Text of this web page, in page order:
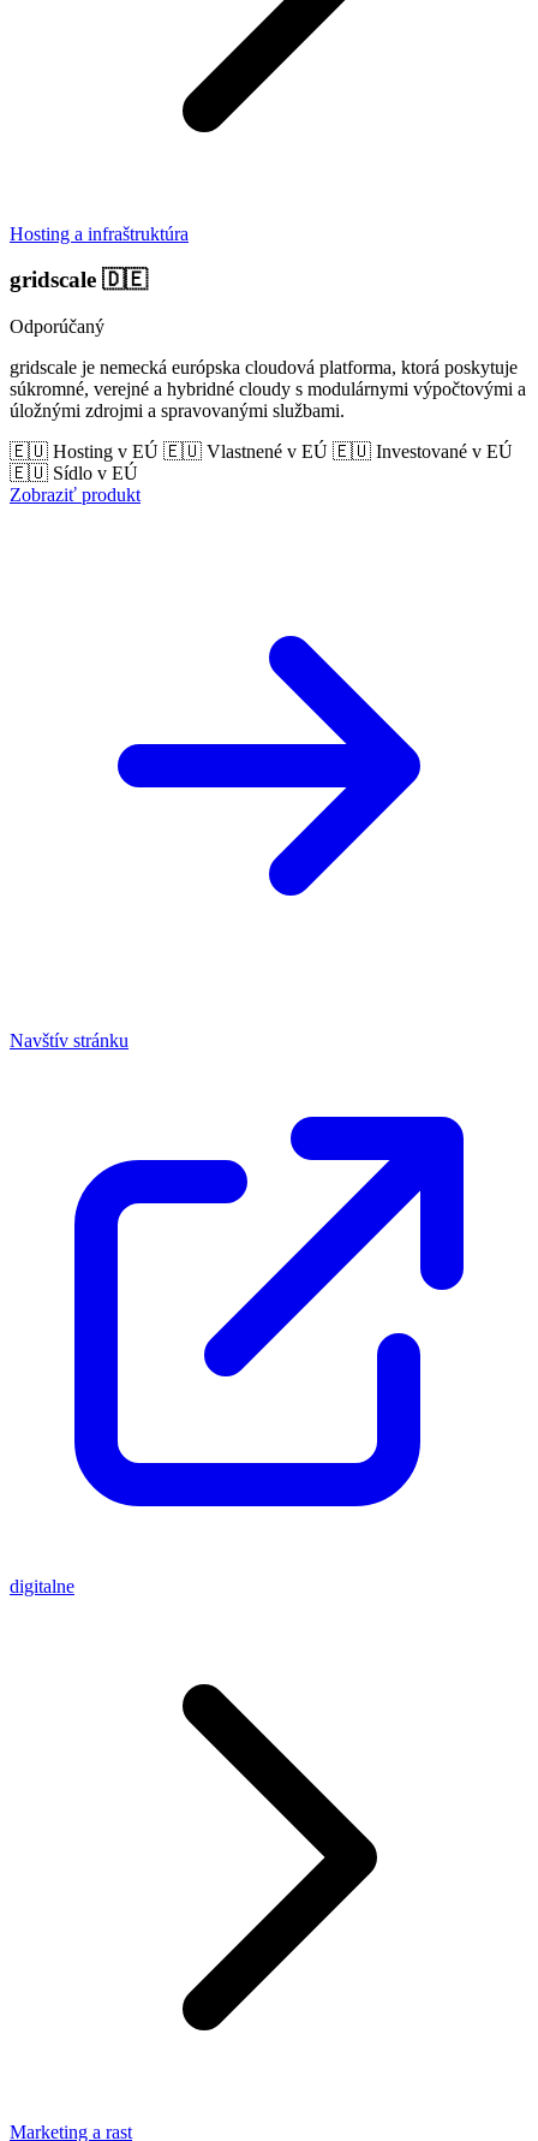
Hosting a infraštruktúra
gridscale 🇩🇪
Odporúčaný
gridscale je nemecká európska cloudová platforma, ktorá poskytuje
súkromné, verejné a hybridné cloudy s modulárnymi výpočtovými a
úložnými zdrojmi a spravovanými službami.
🇪🇺 Hosting v EÚ 🇪🇺 Vlastnené v EÚ 🇪🇺 Investované v EÚ
🇪🇺 Sídlo v EÚ
Zobraziť produkt
Navštív stránku
digitalne
Marketing a rast